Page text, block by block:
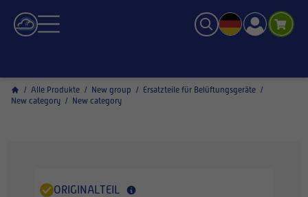
/ Alle Produkte / New group / Ersatzteile für Belüftungsgeräte /
New category / New category
ORIGINALTEIL